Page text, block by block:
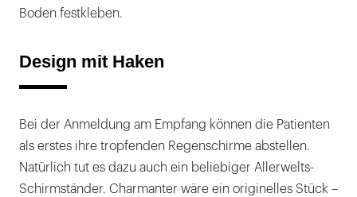
Boden festkleben.
Design mit Haken
Bei der Anmeldung am Empfang können die Patienten
als erstes ihre tropfenden Regenschirme abstellen.
Natürlich tut es dazu auch ein beliebiger Allerwelts-
Schirmständer. Charmanter wäre ein originelles Stück –